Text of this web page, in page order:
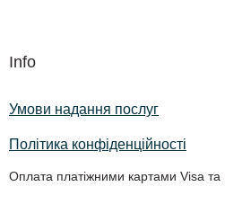
Info
Умови надання послуг
Політика конфіденційності
Оплата платіжними картами Visa